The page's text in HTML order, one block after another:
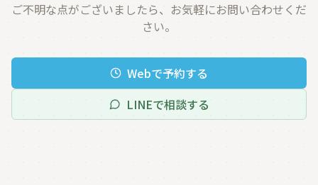
ご不明な点がございましたら、お気軽にお問い合わせくだ
さい。
Webで予約する
LINEで相談する